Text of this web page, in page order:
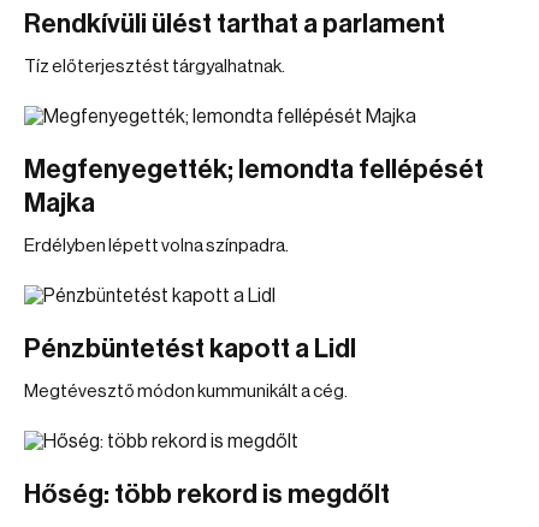
Rendkívüli ülést tarthat a parlament
Tíz előterjesztést tárgyalhatnak.
Megfenyegették; lemondta fellépését
Majka
Erdélyben lépett volna színpadra.
Pénzbüntetést kapott a Lidl
Megtévesztő módon kummunikált a cég.
Hőség: több rekord is megdőlt